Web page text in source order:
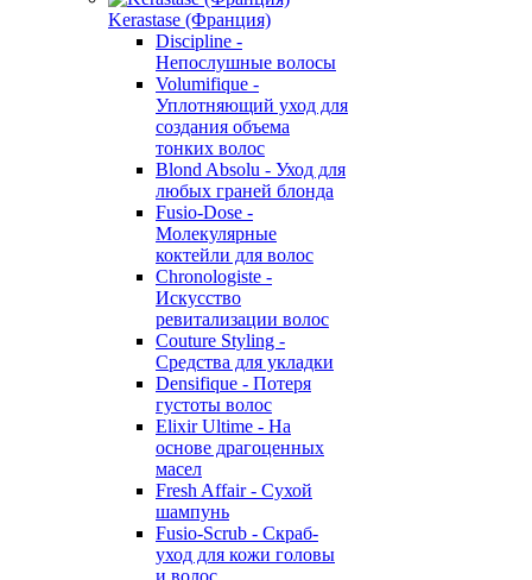
Kerastase (Франция)
Discipline -
Непослушные волосы
Volumifique -
Уплотняющий уход для
создания объема
тонких волос
Blond Absolu - Уход для
любых граней блонда
Fusio-Dose -
Молекулярные
коктейли для волос
Chronologiste -
Искусство
ревитализации волос
Couture Styling -
Средства для укладки
Densifique - Потеря
густоты волос
Elixir Ultime - На
основе драгоценных
масел
Fresh Affair - Сухой
шампунь
Fusio-Scrub - Скраб-
уход для кожи головы
и волос